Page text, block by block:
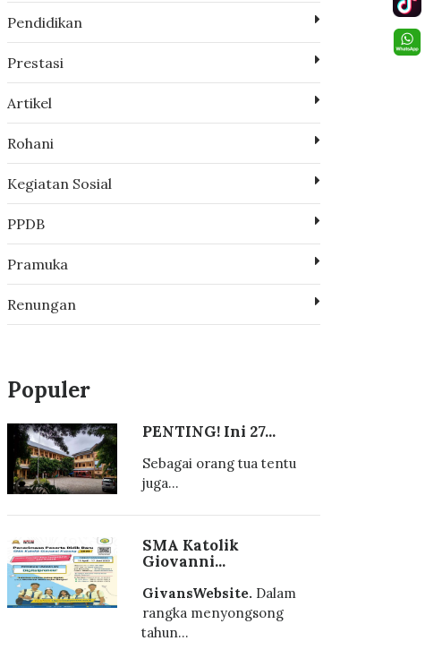
Pendidikan
Prestasi
Artikel
Rohani
Kegiatan Sosial
PPDB
Pramuka
Renungan
Populer
PENTING! Ini 27...
Sebagai orang tua tentu
juga...
SMA Katolik
Giovanni...
GivansWebsite. Dalam
rangka menyongsong
tahun...